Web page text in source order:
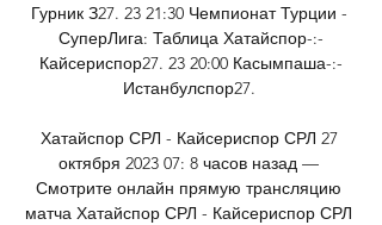
Гурник З27. 23 21:30 Чемпионат Турции -
СуперЛига: Таблица Хатайспор-:-
Кайсериспор27. 23 20:00 Касымпаша-:-
Истанбулспор27.
Хатайспор СРЛ - Кайсериспор СРЛ 27
октября 2023 07: 8 часов назад —
Смотрите онлайн прямую трансляцию
матча Хатайспор СРЛ - Кайсериспор СРЛ